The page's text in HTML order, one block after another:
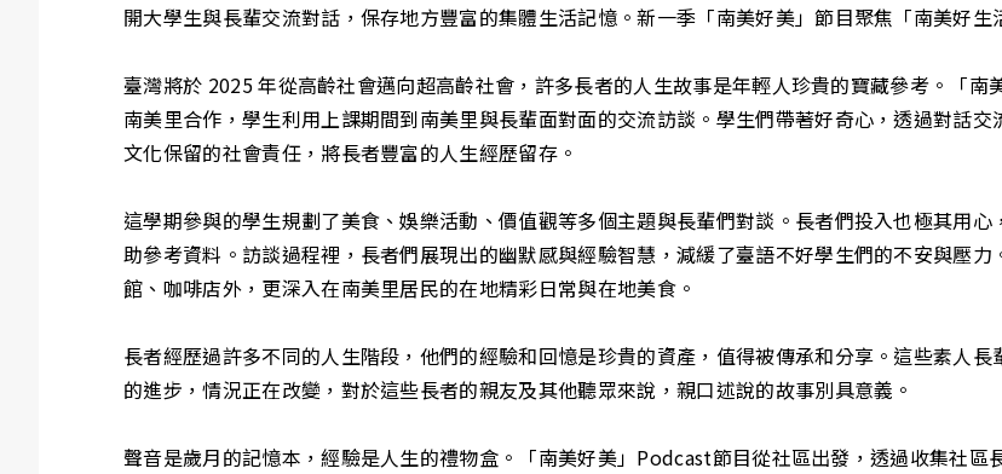
開大學生與長輩交流對話，保存地方豐富的集體生活記憶。新一季「南美好美」節目聚焦「南美好生
臺灣將於 2025 年從高齡社會邁向超高齡社會，許多長者的人生故事是年輕人珍貴的寶藏參考。「
南美里合作，學生利用上課期間到南美里與長輩面對面的交流訪談。學生們帶著好奇心，透過對話
文化保留的社會責任，將長者豐富的人生經歷留存。
這學期參與的學生規劃了美食、娛樂活動、價值觀等多個主題與長輩們對談。長者們投入也極其用
助參考資料。訪談過程裡，長者們展現出的幽默感與經驗智慧，減緩了臺語不好學生們的不安與壓
館、咖啡店外，更深入在南美里居民的在地精彩日常與在地美食。
長者經歷過許多不同的人生階段，他們的經驗和回憶是珍貴的資產，值得被傳承和分享。這些素人
的進步，情況正在改變，對於這些長者的親友及其他聽眾來說，親口述說的故事別具意義。
聲音是歲月的記憶本，經驗是人生的禮物盒。「南美好美」Podcast節目從社區出發，透過收集社